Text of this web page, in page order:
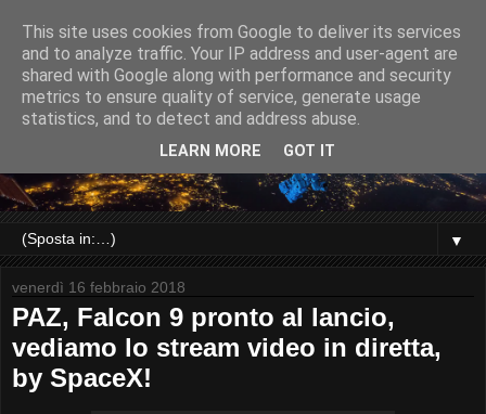
▼
venerdì 16 febbraio 2018
PAZ, Falcon 9 pronto al lancio,
vediamo lo stream video in diretta,
by SpaceX!
This site uses cookies from Google to deliver its services
and to analyze traffic. Your IP address and user-agent are
shared with Google along with performance and security
metrics to ensure quality of service, generate usage
statistics, and to detect and address abuse.
LEARN MORE GOT IT